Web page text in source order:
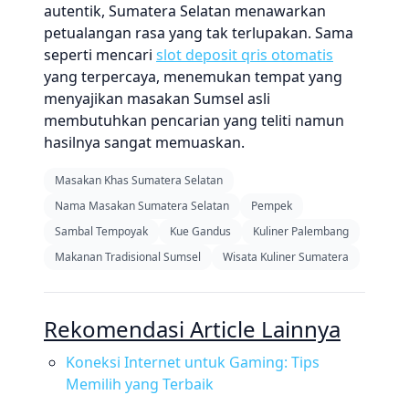
autentik, Sumatera Selatan menawarkan
petualangan rasa yang tak terlupakan. Sama
seperti mencari slot deposit qris otomatis
yang terpercaya, menemukan tempat yang
menyajikan masakan Sumsel asli
membutuhkan pencarian yang teliti namun
hasilnya sangat memuaskan.
Masakan Khas Sumatera Selatan
Nama Masakan Sumatera Selatan
Pempek
Sambal Tempoyak
Kue Gandus
Kuliner Palembang
Makanan Tradisional Sumsel
Wisata Kuliner Sumatera
Rekomendasi Article Lainnya
Koneksi Internet untuk Gaming: Tips
Memilih yang Terbaik